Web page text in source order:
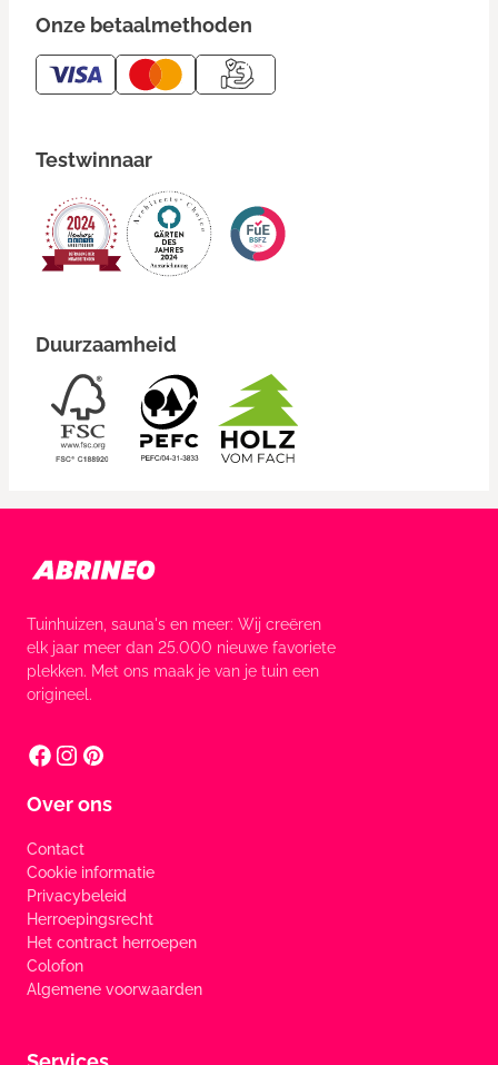
Onze betaalmethoden
Testwinnaar
Duurzaamheid
Tuinhuizen, sauna's en meer: Wij creëren
elk jaar meer dan 25.000 nieuwe favoriete
plekken. Met ons maak je van je tuin een
origineel.
Over ons
Contact
Cookie informatie
Privacybeleid
Herroepingsrecht
Het contract herroepen
Colofon
Algemene voorwaarden